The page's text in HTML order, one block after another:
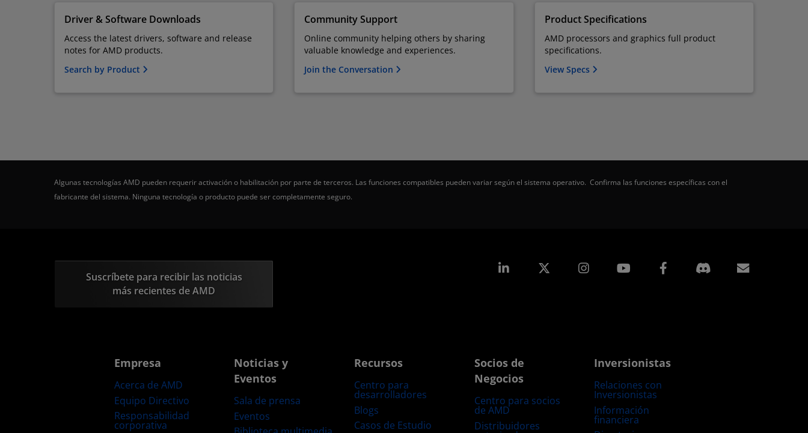
Driver & Software Downloads
Access the latest drivers, software and release
notes for AMD products.
Search by Product
Community Support
Online community helping others by sharing
valuable knowledge and experiences.
Join the Conversation
Product Specifications
AMD processors and graphics full product
specifications.
View Specs
Algunas tecnologías AMD pueden requerir activación o habilitación por parte de terceros. Las funciones compatibles pueden variar según el sistema operativo. Confirma las funciones específicas con el
fabricante del sistema. Ninguna tecnología o producto puede ser completamente seguro.
Suscríbete para recibir las noticias
más recientes de AMD
LinkedIn Instagram Facebook
Empresa
Acerca de AMD
Equipo Directivo
Responsabilidad
corporativa
Noticias y
Eventos
Sala de prensa
Eventos
Recursos
Centro para
desarrolladores
Blogs
Casos de Estudio
Socios de
Negocios
Centro para socios
de AMD
Distribuidores
Inversionistas
Relaciones con
Inversionistas
Información
financiera